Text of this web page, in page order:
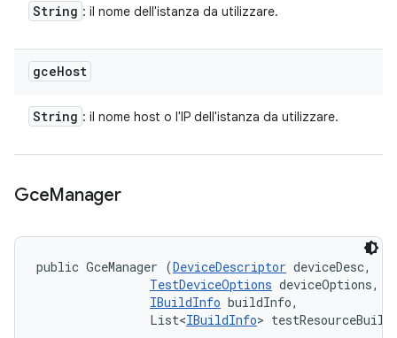
String : il nome dell'istanza da utilizzare.
gceHost
String : il nome host o l'IP dell'istanza da utilizzare.
GceManager
public GceManager (DeviceDescriptor deviceDesc,
TestDeviceOptions deviceOptions,
IBuildInfo buildInfo,
                List<
IBuildInfo>